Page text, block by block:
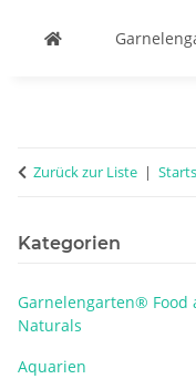
Zurück zur Liste
Kategorien
Garnelengarten® Food
Naturals
Aquarien